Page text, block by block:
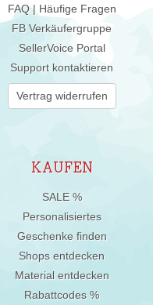
FAQ | Häufige Fragen
FB Verkäufergruppe
SellerVoice Portal
Support kontaktieren
Vertrag widerrufen
KAUFEN
SALE %
Personalisiertes
Geschenke finden
Shops entdecken
Material entdecken
Rabattcodes %